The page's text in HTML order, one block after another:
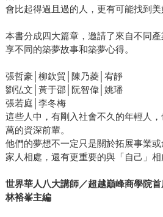
會比起得過且過的人，更有可能找到美
本書分成四大篇章，邀請了來自不同
享不同的築夢故事和築夢心得。
張哲豪│柳欽貿│陳乃菱│宥靜
劉弘文│黃于邵│阮智偉│姚璠
張若庭│李冬梅
這些人中，有剛入社會不久的年輕人
萬的資深前輩。
他們的夢想不一定只是關於拓展事業
家人相處，還有更重要的與「自己」相
世界華人八大講師／超越巔峰商學院
林裕峯主編